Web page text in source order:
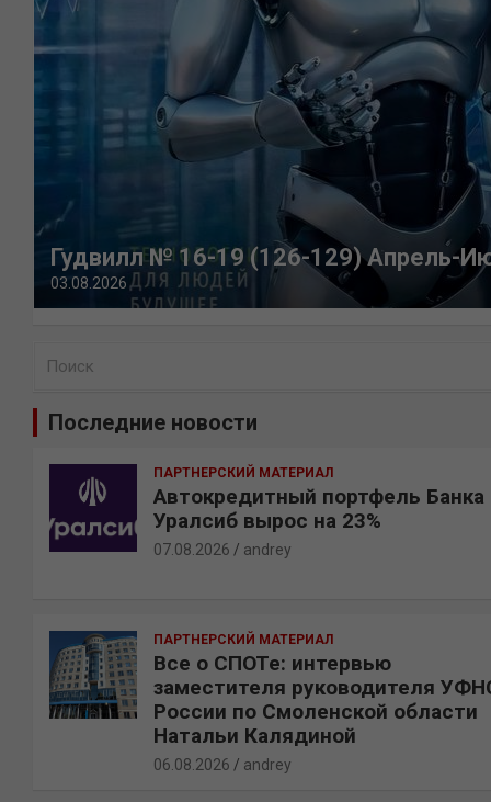
Гудвилл № 16-19 (126-129) Апрель-
03.08.2026
Последние новости
ПАРТНЕРСКИЙ МАТЕРИАЛ
Автокредитный портфель Банка
Уралсиб вырос на 23%
07.08.2026 andrey
ПАРТНЕРСКИЙ МАТЕРИАЛ
Все о СПОТе: интервью
заместителя руководителя
России по Смоленской области
Натальи Калядиной
06.08.2026 andrey